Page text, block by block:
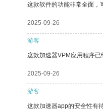
这款软件的功能非常全面，
2025-09-26
游客
这款加速器VPM应用程序已
2025-09-26
游客
这款加速器app的安全性有